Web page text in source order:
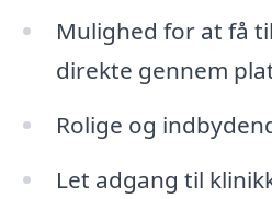
Mulighed for at få
direkte gennem
Rolige og
Let adgang til